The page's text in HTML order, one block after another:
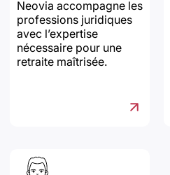
Neovia accompagne les
professions juridiques
avec l’expertise
nécessaire pour une
retraite maîtrisée.